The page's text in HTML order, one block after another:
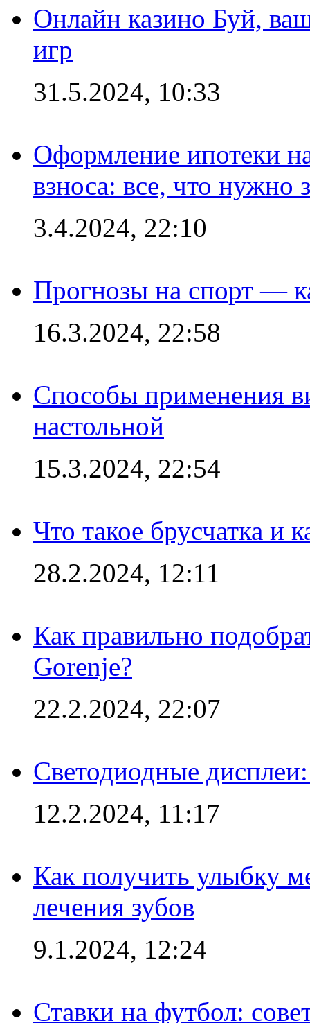
Онлайн казино Буй,
игр
31.5.2024, 10:33
Оформление ипотеки
взноса: все, что нужно
3.4.2024, 22:10
Прогнозы на спорт —
16.3.2024, 22:58
Способы применения
настольной
15.3.2024, 22:54
Что такое брусчатка и
28.2.2024, 12:11
Как правильно
Gorenje?
22.2.2024, 22:07
Светодиодные
12.2.2024, 11:17
Как получить улыбку
лечения зубов
9.1.2024, 12:24
Ставки на футбол: